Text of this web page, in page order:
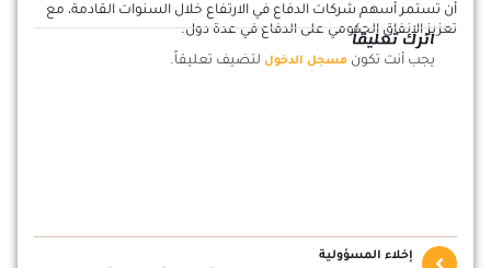
أن تستمر أسهم شركات الدفاع في الارتفاع خلال السنوات القادمة، مع
تعزيز الإنفاق الحكومي على الدفاع في عدة دول.
اترك تعليقاً
يجب أنت تكون مسجل الدخول لتضيف تعليقاً.
إخلاء المسؤولية